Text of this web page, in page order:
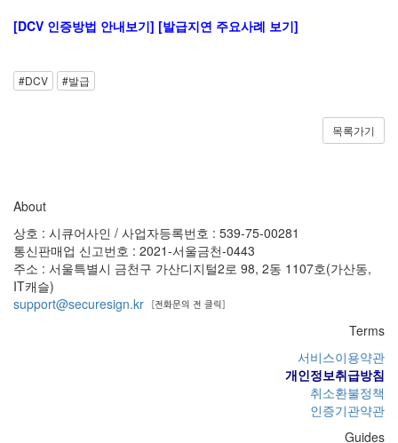
[DCV 인증방법 안내보기] [발급지연 주요사례 보기]
#DCV #발급
목록가기
About
상호 : 시큐어사인 / 사업자등록번호 : 539-75-00281
통신판매업 신고번호 : 2021-서울금천-0443
주소 : 서울특별시 금천구 가산디지털2로 98, 2동 1107호(가산동,
IT캐슬)
support@securesign.kr
Terms
서비스이용약관
개인정보취급방침
취소환불정책
인증기관약관
Guides